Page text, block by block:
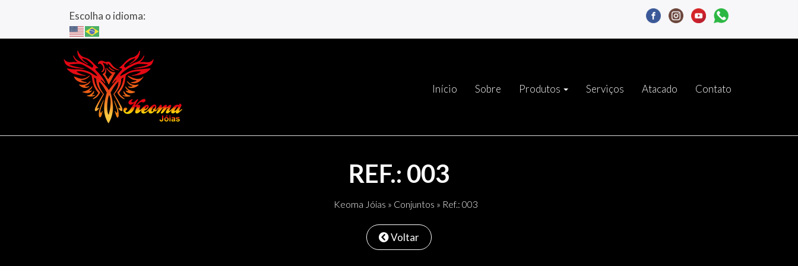
Escolha o idioma:
Início Sobre Produtos Serviços Atacado Contato
REF.: 003
Keoma Jóias » Conjuntos » Ref.: 003
Voltar